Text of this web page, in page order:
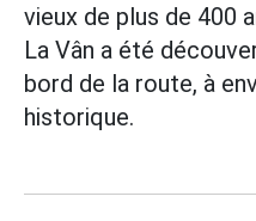
vieux de plus de 400
La Vân a été
bord de la route, à
historique.